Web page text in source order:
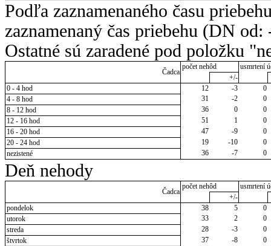
Podľa zaznamenaného času
zaznamenaný čas priebehu (DN
Ostatné sú zaradené pod položku
Čadca
počet nehôd
usmrtení
+/-
0 - 4 hod
12 -3
0
4 - 8 hod
31 -2
0
8 - 12 hod
36 0
0
12 - 16 hod
51 1
0
16 - 20 hod
47 -9
0
20 - 24 hod
19 -10
0
nezistené
36 -7 0
Deň nehody
Čadca
počet nehôd
usmrtení
+/-
pondelok
38 5
0
utorok
33 2
0
streda
28 -3
0
štvrtok
37 -8
0